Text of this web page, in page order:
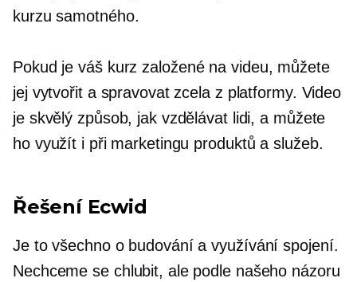
kurzu samotného.
Pokud je váš kurz založené na videu, můžete
jej vytvořit a spravovat zcela z platformy. Video
je skvělý způsob, jak vzdělávat lidi, a můžete
ho využít i při marketingu produktů a služeb.
Řešení Ecwid
Je to všechno o budování a využívání spojení.
Nechceme se chlubit, ale podle našeho názoru